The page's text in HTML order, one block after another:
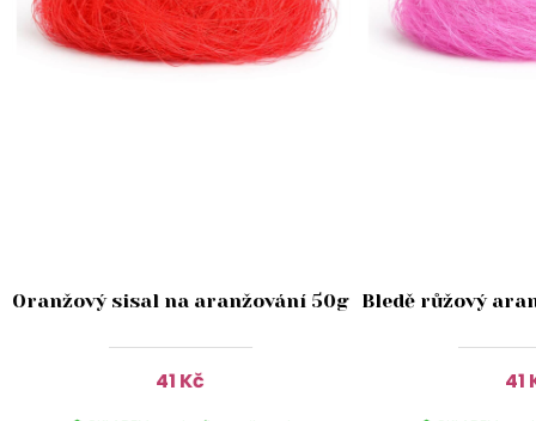
Oranžový sisal na aranžování 50g
41 Kč
Bledě růžový
41